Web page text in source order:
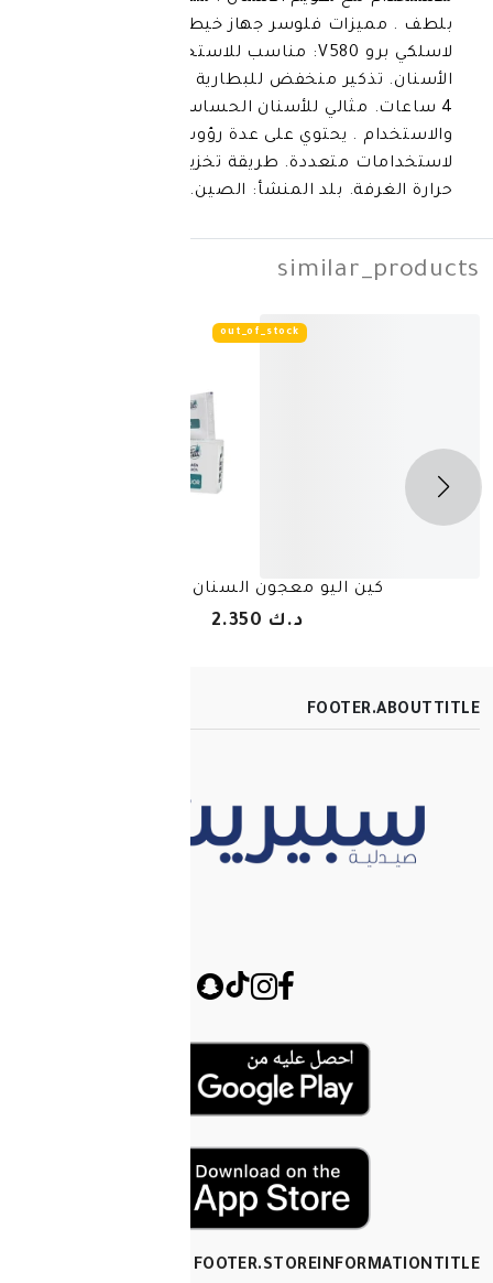
فلوسر جهاز خيط مائي محمول
لاسلكي برو V580: مناسب للاستخدام مع تقويم
منخفض للبطارية وشحن سريع لمدة
للأسنان الحساسة سهل التنظيف
يحتوي على عدة رؤوس قابلة للتبديل
طريقة تخزين المنتج: في درجة
بلد المنشأ: الصين.
معجون السنان 125 مل